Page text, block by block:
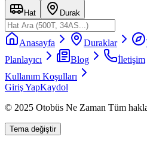
Hat Durak
Anasayfa Duraklar
Planlayıcı
Blog İletişim
Kullanım Koşulları
Giriş YapKaydol
© 2025 Otobüs Ne Zaman Tüm
Tema değiştir